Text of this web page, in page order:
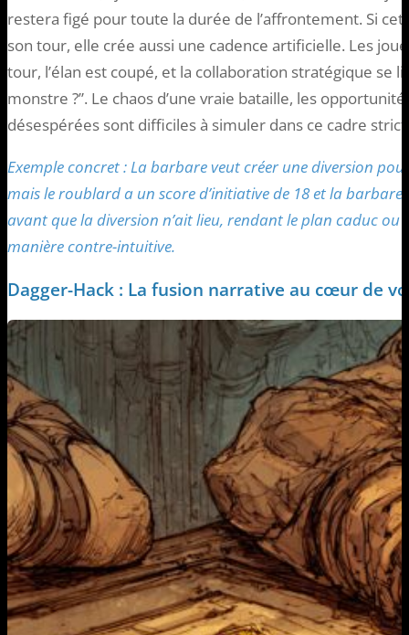
restera figé pour toute la durée de l’affrontement. Si
son tour, elle crée aussi une cadence artificielle. Les
tour, l’élan est coupé, et la collaboration stratégique se
monstre ?”. Le chaos d’une vraie bataille, les
désespérées sont difficiles à simuler dans ce cadre strict.
Exemple concret : La barbare veut créer une diversion
mais le roublard a un score d’initiative de 18 et la
avant que la diversion n’ait lieu, rendant le plan caduc ou
manière contre-intuitive.
Dagger-Hack : La fusion narrative au cœur de